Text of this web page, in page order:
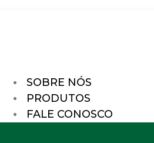
SOBRE NÓS
PRODUTOS
FALE CONOSCO